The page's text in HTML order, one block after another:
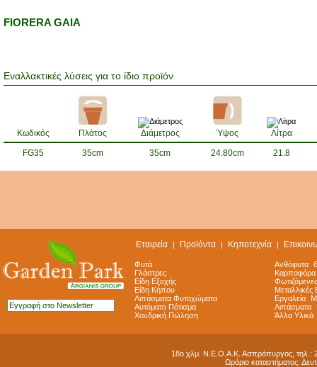
FIORERA GAIA
Εναλλακτικές λύσεις για το ίδιο προϊόν
Κωδικός Πλάτος Διάμετρος Ύψος
Λίτρα
FG35
35cm 35cm 24.80cm 21.8
Εταιρεία | Προϊόντα | Κηποτεχνία |
Φυτά
Γλάστρες
Είδη Εξοχής
Είδη Κήπου
Λιπάσματα Φυτοχώματα
Αυτόματο Πότισμα
Χονδρική Πώληση
Ανθόφυτα
Καρποφόρα
Φωτιζόμενες
Μεταλλικές
Εργαλεία
Λιπάσματα
Άλλα Υλικά
18ο χλμ. Ν.Ε.Ο.Α.Κ. Ασπρόπυργος, τηλ.:
Ωράριο καταστήματος: